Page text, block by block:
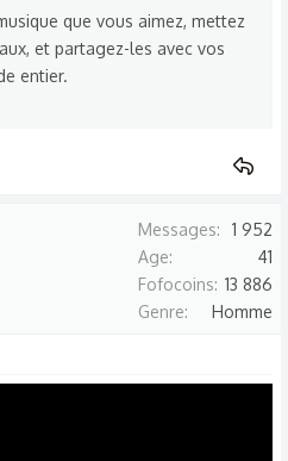
que vous aimez, mettez
et partagez-les avec vos
entier.
Messages
1 952
Age
41
Fofocoins 13 886
Genre
Homme